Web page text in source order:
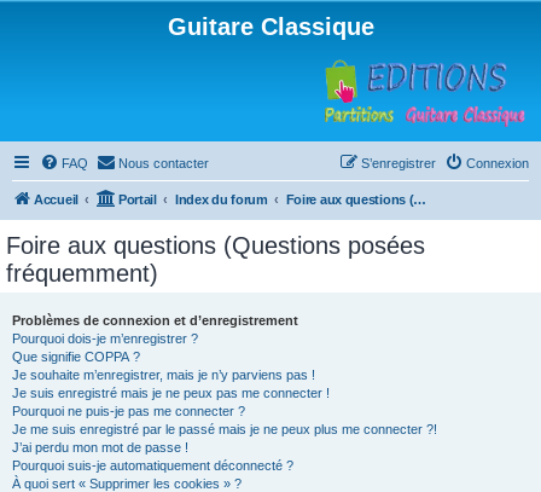
Guitare Classique
FAQ Nous contacter Connexion
S’enregistrer
Accueil Portail Index du forum Foire aux questions (Questions posées fréquemment)
Foire aux questions (Questions posées
fréquemment)
Problèmes de connexion et d’enregistrement
Pourquoi dois-je m’enregistrer ?
Que signifie COPPA ?
Je souhaite m’enregistrer, mais je n’y parviens pas !
Je suis enregistré mais je ne peux pas me connecter !
Pourquoi ne puis-je pas me connecter ?
Je me suis enregistré par le passé mais je ne peux plus me connecter ?!
J’ai perdu mon mot de passe !
Pourquoi suis-je automatiquement déconnecté ?
À quoi sert « Supprimer les cookies » ?